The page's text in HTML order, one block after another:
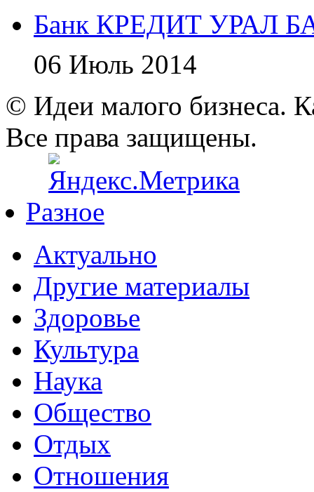
Банк КРЕДИТ УРАЛ
06 Июль 2014
© Идеи малого бизнеса.
Все права защищены.
Разное
Актуально
Другие материалы
Здоровье
Культура
Наука
Общество
Отдых
Отношения